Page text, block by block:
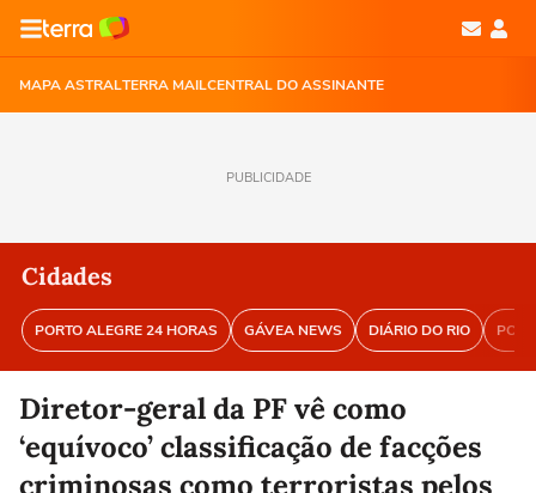
MAPA ASTRALTERRA MAILCENTRAL DO ASSINANTE
PUBLICIDADE
Cidades
PORTO ALEGRE 24 HORAS GÁVEA NEWS DIÁRIO DO RIO
Diretor-geral da PF vê como
‘equívoco’ classificação de facções
criminosas como terroristas pelos